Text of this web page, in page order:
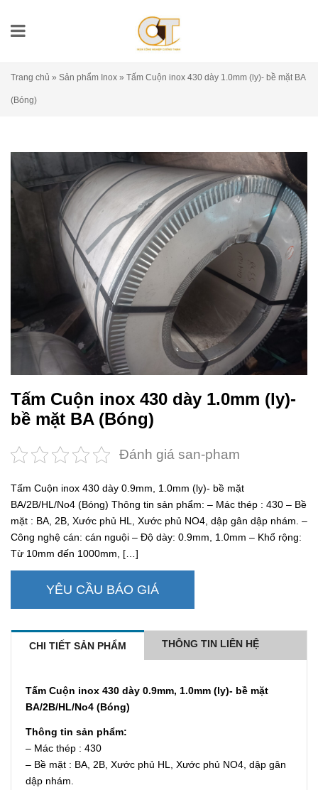
Trang chủ » Sản phẩm Inox » Tấm Cuộn inox 430 dày 1.0mm (ly)- bề mặt BA
(Bóng)
Tấm Cuộn inox 430 dày 1.0mm (ly)-
bề mặt BA (Bóng)
Đánh giá san-pham
Tấm Cuộn inox 430 dày 0.9mm, 1.0mm (ly)- bề mặt
BA/2B/HL/No4 (Bóng) Thông tin sản phẩm: – Mác thép : 430 – Bề
mặt : BA, 2B, Xước phủ HL, Xước phủ NO4, dập gân dập nhám. –
Công nghệ cán: cán nguội – Độ dày: 0.9mm, 1.0mm – Khổ rộng:
Từ 10mm đến 1000mm, […]
YÊU CẦU BÁO GIÁ
CHI TIẾT SẢN PHẨM THÔNG TIN LIÊN HỆ
Tấm Cuộn inox 430 dày 0.9mm, 1.0mm (ly)- bề mặt
BA/2B/HL/No4 (Bóng)
Thông tin sản phẩm:
– Mác thép : 430
– Bề mặt : BA, 2B, Xước phủ HL, Xước phủ NO4, dập gân
dập nhám.